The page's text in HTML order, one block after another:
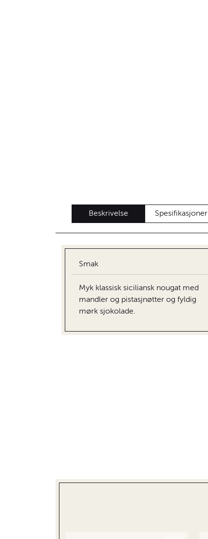
Beskrivelse Spesifikasjoner
Smak
Myk klassisk siciliansk nougat med
mandler og pistasjnøtter og fyldig
mørk sjokolade.